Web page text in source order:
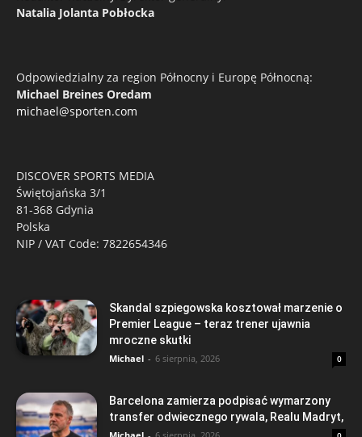
Natalia Jolanta Pobłocka
Odpowiedzialny za region Północny i Europę Północną:
Michael Breines Oredam
michael@sporten.com
DISCOVER SPORTS MEDIA
Świętojańska 3/1
81-368 Gdynia
Polska
NIP / VAT Code: 7822654346
Skandal szpiegowska kosztował marzenie o
Premier League – teraz trener ujawnia
mroczne skutki
Michael - 6 sierpnia, 2026 0
Barcelona zamierza podpisać wymarzony
transfer odwiecznego rywala, Realu Madryt,